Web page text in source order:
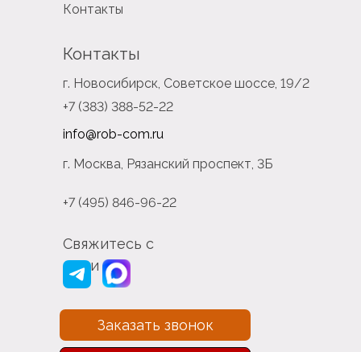
Контакты
Контакты
+7 (495) 846-96-22
+7 (383) 388-52-22
г. Новосибирск, Советское шоссе, 19/2
г. Москва, Рязанский проспект, 3Б
info@rob-com.ru
Свяжитесь с
нами
Заказать звонок